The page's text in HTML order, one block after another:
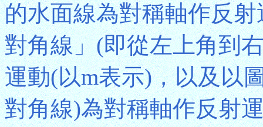
的水面線為對稱軸作反
對角線」(即從左上角到
運動(以m表示)，以及以
對角線)為對稱軸作反射